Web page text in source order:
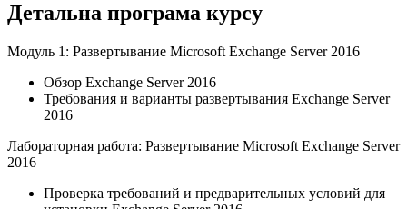
Детальна програма курсу
Модуль 1: Развертывание Microsoft Exchange Server 2016
Обзор Exchange Server 2016
Требования и варианты развертывания Exchange Server
2016
Лабораторная работа: Развертывание Microsoft Exchange Server
2016
Проверка требований и предварительных условий для